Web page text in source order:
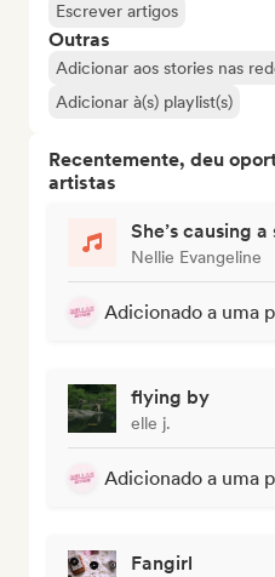
Escrever artigos
Outras
Adicionar aos stories nas
Adicionar à(s) playlist(s)
Recentemente, deu
artistas
She’s causing a
Nellie Evangeline
Adicionado a uma
flying by
elle j.
Adicionado a uma
Fangirl